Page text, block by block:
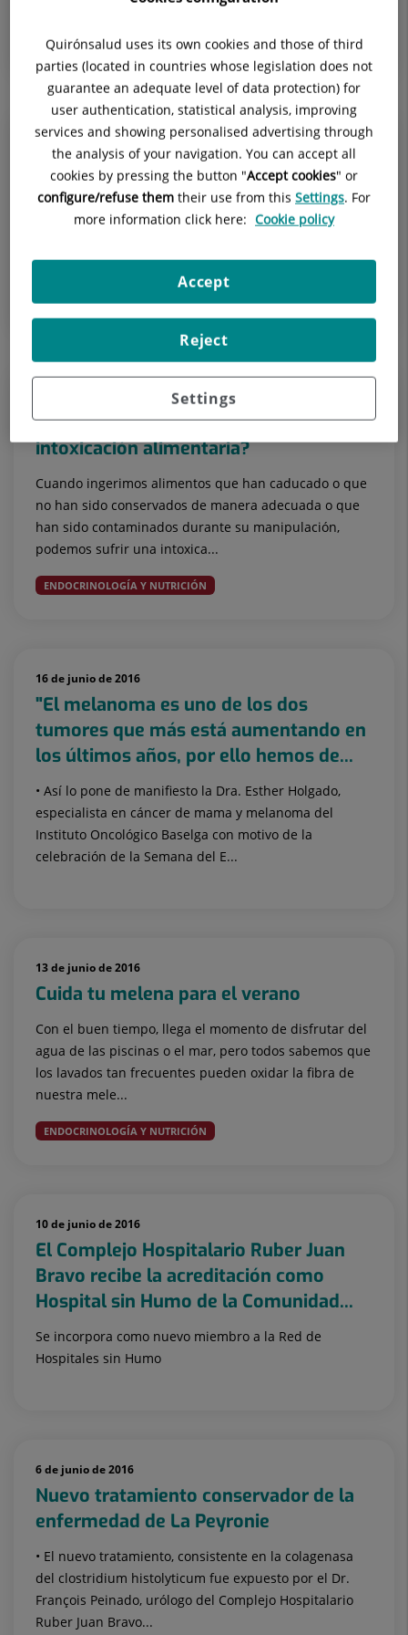
patologías propias de la especialidad, así como los
20 de junio de 2016
¿Realmente tengo hambre?
Cada vez más, nos encontramos con situaciones en las
que recurrimos a alimentos, no siempre de lo más
ENDOCRINOLOGÍA Y NUTRICIÓN
¿Sabrías cómo actuar en caso de
intoxicación alimentaria?
Cuando ingerimos alimentos que han caducado o que
no han sido conservados de manera adecuada o que
han sido contaminados durante su manipulación,
podemos sufrir una intoxica...
ENDOCRINOLOGÍA Y NUTRICIÓN
16 de junio de 2016
"El melanoma es uno de los dos
tumores que más está aumentando en
los últimos años, por ello hemos de...
• Así lo pone de manifiesto la Dra. Esther Holgado,
especialista en cáncer de mama y melanoma del
Instituto Oncológico Baselga con motivo de la
celebración de la Semana del E...
13 de junio de 2016
Cuida tu melena para el verano
Con el buen tiempo, llega el momento de disfrutar del
agua de las piscinas o el mar, pero todos sabemos que
los lavados tan frecuentes pueden oxidar la fibra de
nuestra mele...
ENDOCRINOLOGÍA Y NUTRICIÓN
10 de junio de 2016
El Complejo Hospitalario Ruber Juan
Bravo recibe la acreditación como
Hospital sin Humo de la Comunidad...
Se incorpora como nuevo miembro a la Red de
Hospitales sin Humo
6 de junio de 2016
Nuevo tratamiento conservador de la
enfermedad de La Peyronie
• El nuevo tratamiento, consistente en la colagenasa
del clostridium histolyticum fue expuesto por el Dr.
François Peinado, urólogo del Complejo Hospitalario
Ruber Juan Bravo...
Quirónsalud uses its own cookies and those of third
parties (located in countries whose legislation does not
guarantee an adequate level of data protection) for
user authentication, statistical analysis, improving
services and showing personalised advertising through
the analysis of your navigation. You can accept all
cookies by pressing the button "Accept cookies" or
configure/refuse them their use from this Settings. For
more information click here: Cookie policy
Settings
Reject
Accept